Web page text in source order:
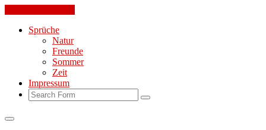
Sprüche
Natur
Freunde
Sommer
Zeit
Impressum
Search